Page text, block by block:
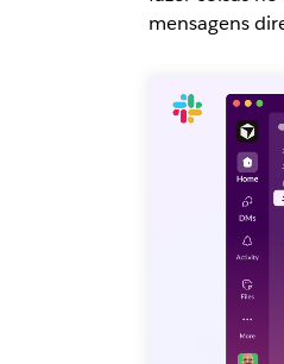
mensagens